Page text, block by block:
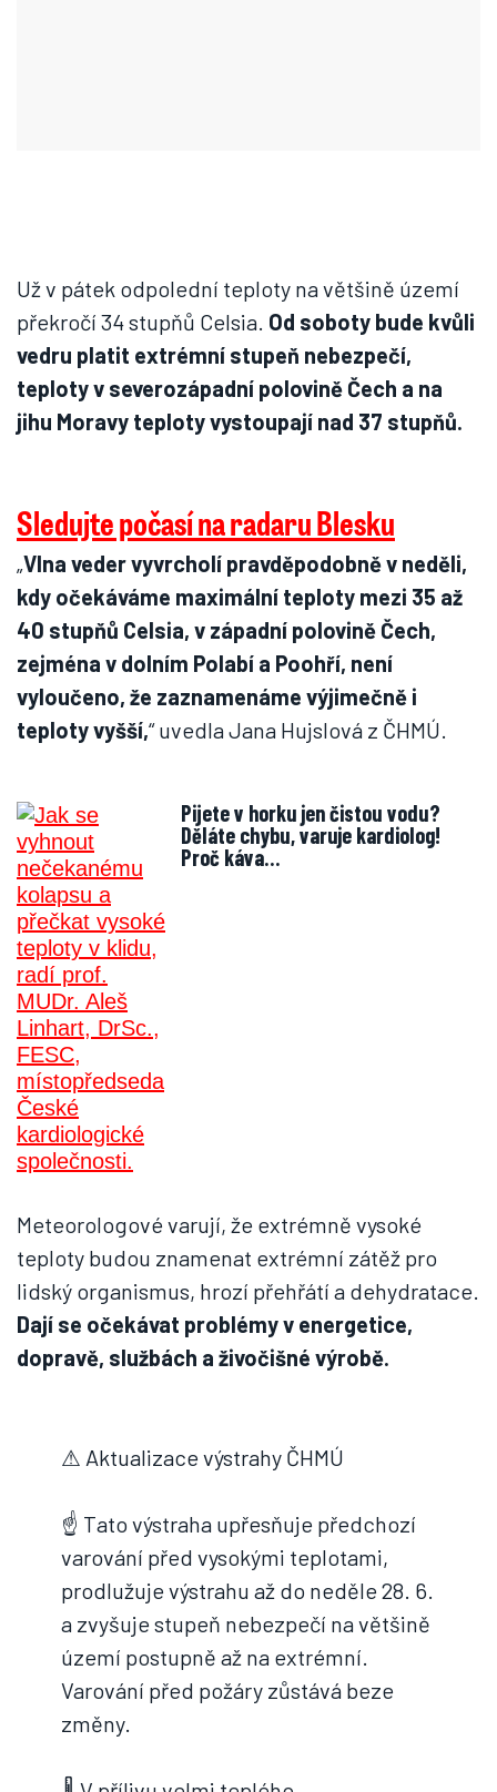
Už v pátek odpolední teploty na většině území
překročí 34 stupňů Celsia. Od soboty bude kvůli
vedru platit extrémní stupeň nebezpečí,
teploty v severozápadní polovině Čech a na
jihu Moravy teploty vystoupají nad 37 stupňů.
Sledujte počasí na radaru Blesku
„Vlna veder vyvrcholí pravděpodobně v neděli,
kdy očekáváme maximální teploty mezi 35 až
40 stupňů Celsia, v západní polovině Čech,
zejména v dolním Polabí a Poohří, není
vyloučeno, že zaznamenáme výjimečně i
teploty vyšší,“ uvedla Jana Hujslová z ČHMÚ.
Pijete v horku jen čistou vodu?
Děláte chybu, varuje kardiolog!
Proč káva…
Meteorologové varují, že extrémně vysoké
teploty budou znamenat extrémní zátěž pro
lidský organismus, hrozí přehřátí a dehydratace.
Dají se očekávat problémy v energetice,
dopravě, službách a živočišné výrobě.
⚠ Aktualizace výstrahy ČHMÚ
☝ Tato výstraha upřesňuje předchozí
varování před vysokými teplotami,
prodlužuje výstrahu až do neděle 28. 6.
a zvyšuje stupeň nebezpečí na většině
území postupně až na extrémní.
Varování před požáry zůstává beze
změny.